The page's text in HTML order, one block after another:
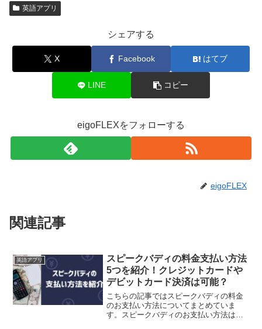
英語アプリ
シェアする
X Facebook はてブ
LINE コピー
eigoFLEXをフォローする
eigoFLEX
関連記事
英語アプリ
スピークバディの料金支払い方法
5つを紹介！クレジットカードや
デビットカード決済は可能？
こちらの記事ではスピークバディの料金
のお支払い方法についてまとめていま
す。スピークバディのお支払い方法は、